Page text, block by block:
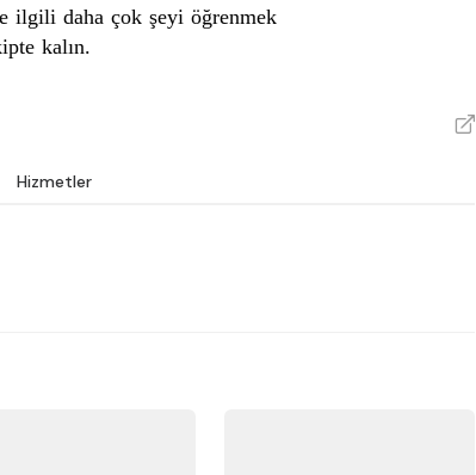
ilgili daha çok şeyi öğrenmek
kalın.
V
Hizmetler